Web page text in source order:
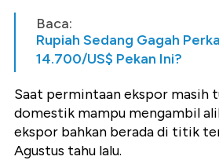
Baca:
Rupiah Sedang Gagah
14.700/US$ Pekan Ini?
Saat permintaan ekspor masih
domestik mampu mengambil
ekspor bahkan berada di titik
Agustus tahu lalu.